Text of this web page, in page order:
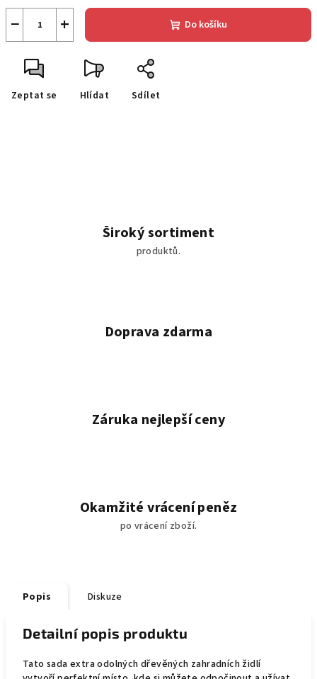
+
− Do košíku
Zeptat se Hlídat Sdílet
Široký sortiment
produktů.
Doprava zdarma
Záruka nejlepší ceny
Okamžité vrácení peněz
po vrácení zboží.
Popis Diskuze
Detailní popis produktu
Tato sada extra odolných dřevěných zahradních židlí